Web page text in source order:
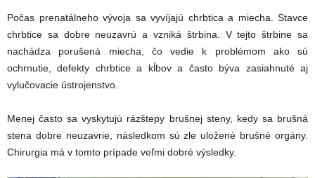
Počas prenatálneho vývoja sa vyvíjajú chrbtica a miecha. Stavce
chrbtice sa dobre neuzavrú a vzniká štrbina. V tejto štrbine sa
nachádza porušená miecha, čo vedie k problémom ako sú
ochrnutie, defekty chrbtice a kĺbov a často býva zasiahnuté aj
vylučovacie ústrojenstvo.
Menej často sa vyskytujú rázštepy brušnej steny, kedy sa brušná
stena dobre neuzavrie, následkom sú zle uložené brušné orgány.
Chirurgia má v tomto prípade veľmi dobré výsledky.